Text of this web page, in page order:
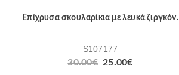
Επίχρυσα σκουλαρίκια με λευκά ζιργκόν.
S107177
30.00€ 25.00€